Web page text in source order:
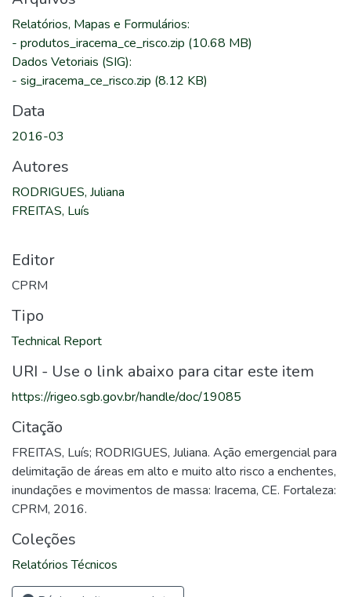
Relatórios, Mapas e Formulários:
- produtos_iracema_ce_risco.zip (10.68 MB)
Dados Vetoriais (SIG):
- sig_iracema_ce_risco.zip (8.12 KB)
Data
2016-03
Autores
RODRIGUES, Juliana
FREITAS, Luís
Editor
CPRM
Tipo
Technical Report
URI - Use o link abaixo para citar este item
https://rigeo.sgb.gov.br/handle/doc/19085
Citação
FREITAS, Luís; RODRIGUES, Juliana. Ação emergencial para
delimitação de áreas em alto e muito alto risco a enchentes,
inundações e movimentos de massa: Iracema, CE. Fortaleza:
CPRM, 2016.
Coleções
Relatórios Técnicos